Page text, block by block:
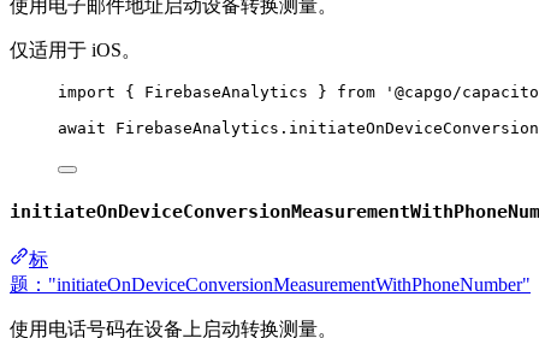
使用电子邮件地址启动设备转换测量。
仅适用于 iOS。
import { FirebaseAnalytics } from
'@capgo/
await FirebaseAnalytics.
标
题："initiateOnDeviceConversionMeasurementWithPhoneNumber"
使用电话号码在设备上启动转换测量。